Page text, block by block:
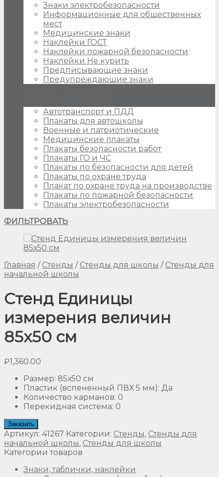
Знаки электробезопасности
Информационные для общественных
мест
Медицинские знаки
Наклейки ГОСТ
Наклейки пожарной безопасности
Наклейки Не курить
Предписывающие знаки
Предупреждающие знаки
Автотранспорт и ПДД
Плакаты для автошколы
Военные и патриотические
Медицинские плакаты
Плакаты безопасности работ
Плакаты ГО и ЧС
Плакаты по безопасности для детей
Плакаты по охране труда
Плакат по охране труда на производстве
Плакаты по пожарной безопасности
Плакаты электробезопасности
ФИЛЬТРОВАТЬ
Главная / Стенды / Стенды для школы / Стенды для
начальной школы
Стенд Единицы
измерения величин
85х50 см
₽1,360.00
Размер: 85х50 см
Пластик (вспененный ПВХ 5 мм): Да
Количество карманов: 0
Перекидная система: 0
Заказать
Артикул: 41267 Категории: Стенды, Стенды для
начальной школы, Стенды для школы
Категории товаров
Знаки, таблички, наклейки